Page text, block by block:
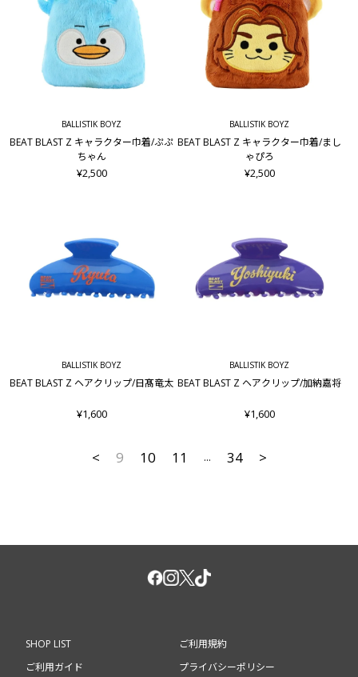
BALLISTIK BOYZ
BEAT BLAST Z キャラクター巾着/ぷぷ
ちゃん
¥2,500
BALLISTIK BOYZ
BEAT BLAST Z キャラクター巾着/まし
ゃぴろ
¥2,500
BALLISTIK BOYZ
BEAT BLAST Z ヘアクリップ/日髙竜太
¥1,600
BALLISTIK BOYZ
BEAT BLAST Z ヘアクリップ/加納嘉将
¥1,600
< 9 10 11 ... 34 >
SHOP LIST
ご利用ガイド
ご利用規約
プライバシーポリシー